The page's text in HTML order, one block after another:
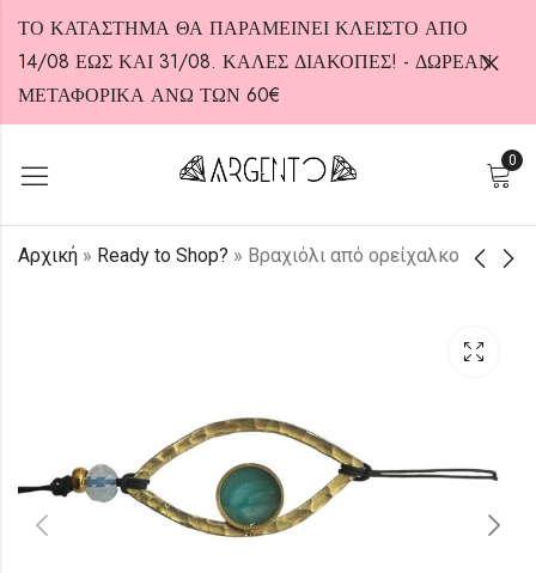
ΤΟ ΚΑΤΑΣΤΗΜΑ ΘΑ ΠΑΡΑΜΕΙΝΕΙ ΚΛΕΙΣΤΟ ΑΠΟ
14/08 ΕΩΣ ΚΑΙ 31/08. ΚΑΛΕΣ ΔΙΑΚΟΠΕΣ! - ΔΩΡΕΑΝ
ΜΕΤΑΦΟΡΙΚΑ ΑΝΩ ΤΩΝ 60€
0
Αρχική » Ready to Shop? » Βραχιόλι από ορείχαλκο
σκουλαρίκια από